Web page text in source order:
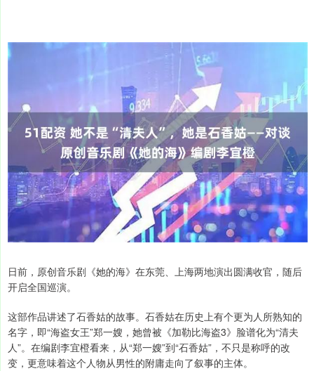
日前，原创音乐剧《她的海》在东莞、上海两地演出圆满收官，随后
开启全国巡演。
这部作品讲述了石香姑的故事。石香姑在历史上有个更为人所熟知的
名字，即“海盗女王”郑一嫂，她曾被《加勒比海盗3》脸谱化为“清夫
人”。在编剧李宜橙看来，从“郑一嫂”到“石香姑”，不只是称呼的改
变，更意味着这个人物从男性的附庸走向了叙事的主体。